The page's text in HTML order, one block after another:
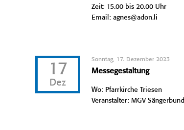
Zeit: 15.00 bis 20.00 Uhr
Email: agnes@adon.li
17
Dez
Sonntag, 17. Dezember 2023
Messegestaltung
Wo: Pfarrkirche Triesen
Veranstalter: MGV Sängerbund